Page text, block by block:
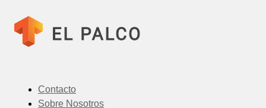
Contacto
Sobre Nosotros